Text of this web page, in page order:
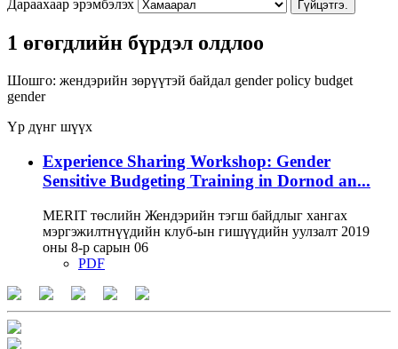
Дараахаар эрэмбэлэх Гүйцэтгэ.
1 өгөгдлийн бүрдэл олдлоо
Шошго: жендэрийн зөрүүтэй байдал gender policy budget
gender
Үр дүнг шүүх
Experience Sharing Workshop: Gender
Sensitive Budgeting Training in Dornod an...
MERIT төслийн Жендэрийн тэгш байдлыг хангах
мэргэжилтнүүдийн клуб-ын гишүүдийн уулзалт 2019
оны 8-р сарын 06
PDF